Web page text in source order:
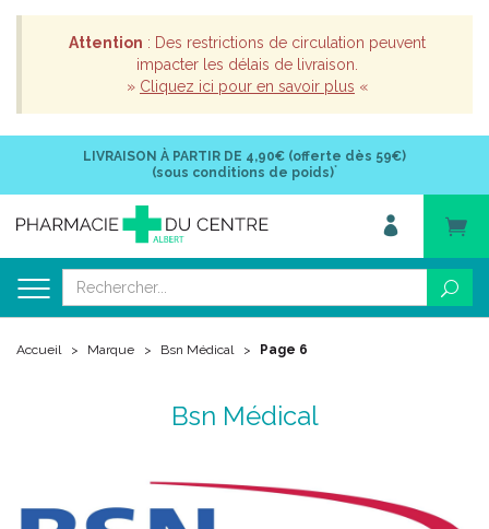
Attention : Des restrictions de circulation peuvent
impacter les délais de livraison.
» Cliquez ici pour en savoir plus «
LIVRAISON À PARTIR DE 4,90€ (offerte dès 59€)
(sous conditions de poids)*
Accueil Marque Bsn Médical Page 6
Bsn Médical